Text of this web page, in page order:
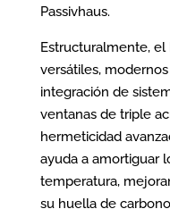
Passivhaus.
Estructuralmente,
versátiles,
integración de
ventanas de triple
hermeticidad
ayuda a amortiguar
temperatura,
su huella de